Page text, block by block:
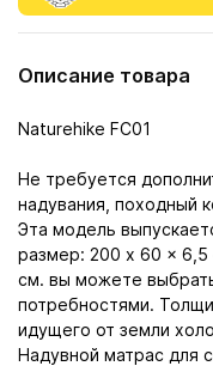
Описание товара
Naturehike FC01
Не требуется
надувания, походный
Эта модель
размер: 200 x 60 x 6,5
см. вы можете
потребностями.
идущего от земли
Надувной матрас для